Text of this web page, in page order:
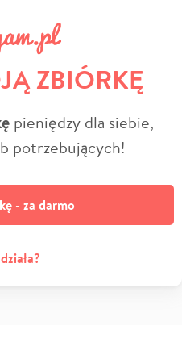
ZBIÓRKĘ
pieniędzy dla siebie,
potrzebujących!
- za darmo